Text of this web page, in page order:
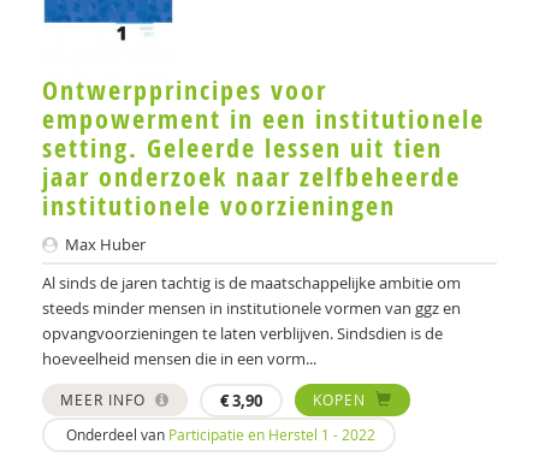
Bauke Koekkoek
Maria Koelen
Hans Kroon
Griet Lauwers
Marianne van de Linde
Peter Muller
Christien Muusse
Marieke Nijmanting
Ontwerpprincipes voor
empowerment in een institutionele
setting. Geleerde lessen uit tien
jaar onderzoek naar zelfbeheerde
institutionele voorzieningen
Max Huber
Al sinds de jaren tachtig is de maatschappelijke ambitie om
steeds minder mensen in institutionele vormen van ggz en
opvangvoorzieningen te laten verblijven. Sindsdien is de
hoeveelheid mensen die in een vorm...
MEER INFO €3,90
KOPEN
Onderdeel van Participatie en Herstel 1 - 2022